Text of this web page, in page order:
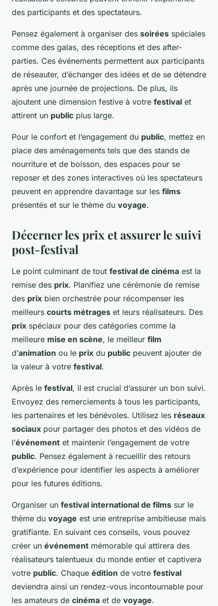
des participants et des spectateurs.
Pensez également à organiser des soirées spéciales
comme des galas, des réceptions et des after-
parties. Ces événements permettent aux participants
de réseauter, d’échanger des idées et de se détendre
après une journée de projections. De plus, ils
ajoutent une dimension festive à votre festival et
attirent un public plus large.
Pour le confort et l’engagement du public, mettez en
place des aménagements tels que des stands de
nourriture et de boisson, des espaces pour se
reposer et des zones interactives où les spectateurs
peuvent en apprendre davantage sur les films
présentés et sur le thème du voyage.
Décerner les prix et assurer le suivi
post-festival
Le point culminant de tout festival de cinéma est la
remise des prix. Planifiez une cérémonie de remise
des prix bien orchestrée pour récompenser les
meilleurs courts métrages et leurs réalisateurs. Des
prix spéciaux pour des catégories comme la
meilleure mise en scène, le meilleur film
d’animation ou le prix du public peuvent ajouter de
la valeur à votre festival.
Après le festival, il est crucial d’assurer un bon suivi.
Envoyez des remerciements à tous les participants,
les partenaires et les bénévoles. Utilisez les réseaux
sociaux pour partager des photos et des vidéos de
l’événement et maintenir l’engagement de votre
public. Pensez également à recueillir des retours
d’expérience pour identifier les aspects à améliorer
pour les futures éditions.
Organiser un festival international de films sur le
thème du voyage est une entreprise ambitieuse mais
gratifiante. En suivant ces conseils, vous pouvez
créer un événement mémorable qui attirera des
réalisateurs talentueux du monde entier et captivera
votre public. Chaque édition de votre festival
deviendra ainsi un rendez-vous incontournable pour
les amateurs de cinéma et de voyage.